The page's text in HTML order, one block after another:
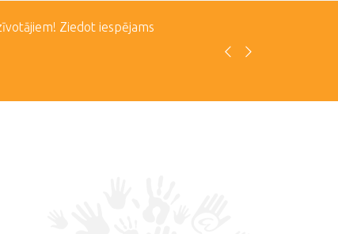
Ziedot iespējams